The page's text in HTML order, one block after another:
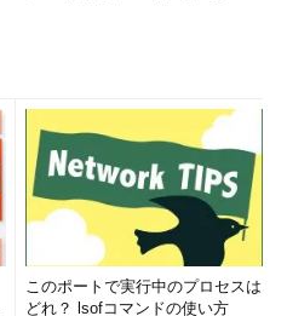
このポートで実行中のプロセスは
どれ？ lsofコマンドの使い方